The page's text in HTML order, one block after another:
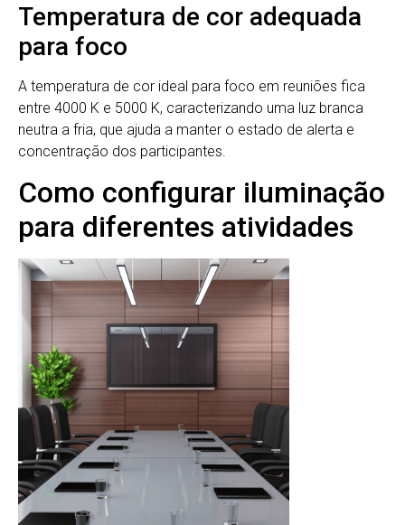
Temperatura de cor adequada
para foco
A temperatura de cor ideal para foco em reuniões fica
entre 4000 K e 5000 K, caracterizando uma luz branca
neutra a fria, que ajuda a manter o estado de alerta e
concentração dos participantes.
Como configurar iluminação
para diferentes atividades